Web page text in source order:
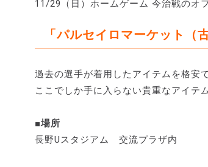
11/29（日）ホームゲーム 今治戦のオ
「パルセイロマーケット（
過去の選手が着用したアイテムを格安
ここでしか手に入らない貴重なアイテ
■場所
長野Uスタジアム 交流プラザ内